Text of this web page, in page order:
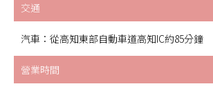
交通
汽車：從高知東部自動車道高知IC約85分鐘
營業時間